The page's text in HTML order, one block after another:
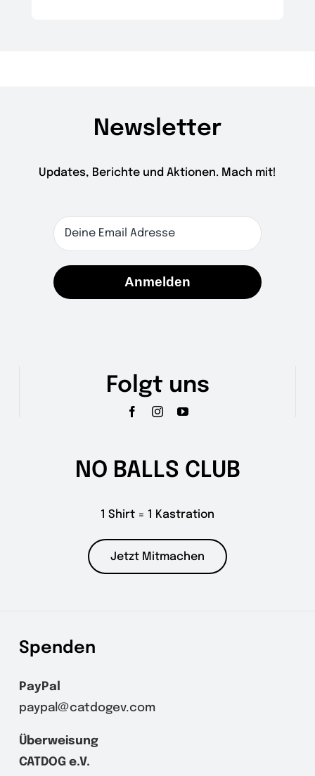
Newsletter
Updates, Berichte und Aktionen. Mach mit!
Anmelden
Folgt uns
NO BALLS CLUB
1 Shirt = 1 Kastration
Jetzt Mitmachen
Spenden
PayPal
paypal@catdogev.com
Überweisung
CATDOG e.V.